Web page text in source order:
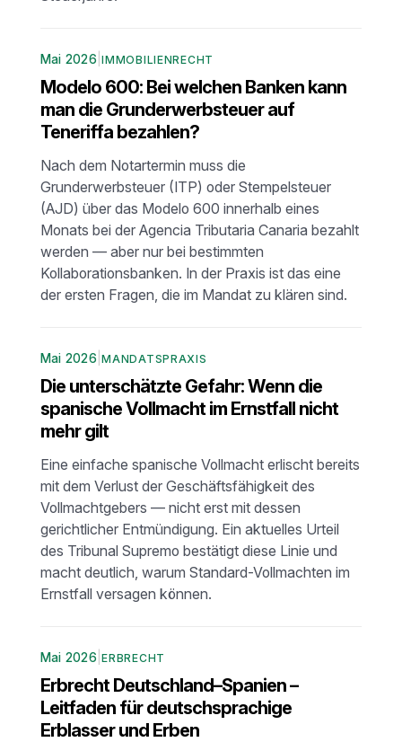
Mai 2026|IMMOBILIENRECHT
Modelo 600: Bei welchen Banken kann
man die Grunderwerbsteuer auf
Teneriffa bezahlen?
Nach dem Notartermin muss die
Grunderwerbsteuer (ITP) oder Stempelsteuer
(AJD) über das Modelo 600 innerhalb eines
Monats bei der Agencia Tributaria Canaria bezahlt
werden — aber nur bei bestimmten
Kollaborationsbanken. In der Praxis ist das eine
der ersten Fragen, die im Mandat zu klären sind.
Mai 2026|MANDATSPRAXIS
Die unterschätzte Gefahr: Wenn die
spanische Vollmacht im Ernstfall nicht
mehr gilt
Eine einfache spanische Vollmacht erlischt bereits
mit dem Verlust der Geschäftsfähigkeit des
Vollmachtgebers — nicht erst mit dessen
gerichtlicher Entmündigung. Ein aktuelles Urteil
des Tribunal Supremo bestätigt diese Linie und
macht deutlich, warum Standard-Vollmachten im
Ernstfall versagen können.
Mai 2026|ERBRECHT
Erbrecht Deutschland–Spanien –
Leitfaden für deutschsprachige
Erblasser und Erben